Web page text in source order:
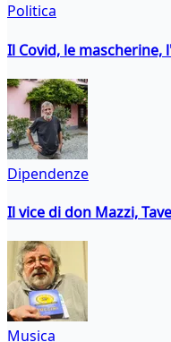
Politica
Il Covid, le
Dipendenze
Il vice di don Mazzi,
Musica